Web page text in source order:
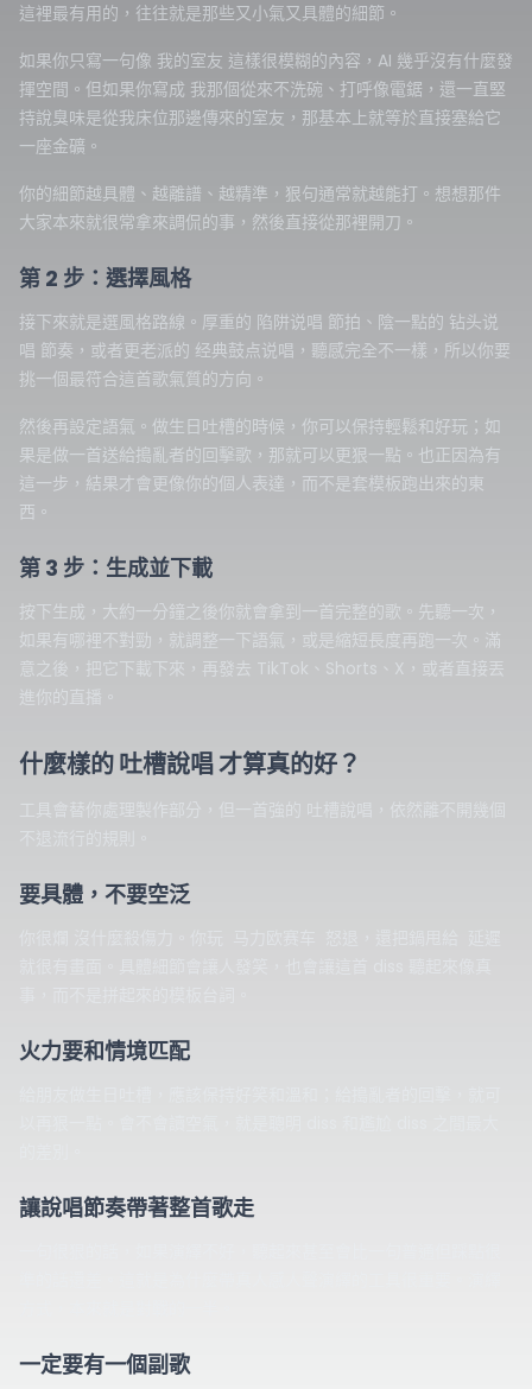
這裡最有用的，往往就是那些又小氣又具體的細節。
如果你只寫一句像 我的室友 這樣很模糊的內容，AI 幾乎沒有什麼發
揮空間。但如果你寫成 我那個從來不洗碗、打呼像電鋸，還一直堅
持說臭味是從我床位那邊傳來的室友 ，那基本上就等於直接塞給它
一座金礦。
你的細節越具體、越離譜、越精準，狠句通常就越能打。想想那件
大家本來就很常拿來調侃的事，然後直接從那裡開刀。
第 2 步：選擇風格
接下來就是選風格路線。厚重的 陷阱说唱 節拍、陰一點的 钻头说
唱 節奏，或者更老派的 经典鼓点说唱，聽感完全不一樣，所以你要
挑一個最符合這首歌氣質的方向。
然後再設定語氣。做生日吐槽的時候，你可以保持輕鬆和好玩；如
果是做一首送給搗亂者的回擊歌，那就可以更狠一點。也正因為有
這一步，結果才會更像你的個人表達，而不是套模板跑出來的東
西。
第 3 步：生成並下載
按下生成，大約一分鐘之後你就會拿到一首完整的歌。先聽一次，
如果有哪裡不對勁，就調整一下語氣，或是縮短長度再跑一次。滿
意之後，把它下載下來，再發去 TikTok、Shorts、X，或者直接丟
進你的直播。
什麼樣的 吐槽說唱 才算真的好？
要具體，不要空泛
火力要和情境匹配
讓說唱節奏帶著整首歌走
一定要有一個副歌